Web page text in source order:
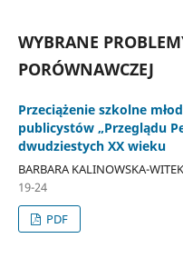
WYBRANE
PORÓWNAWCZEJ
Przeciążenie szkolne
publicystów „Przeglądu
dwudziestych XX wieku
BARBARA KALINOWSKA-WITEK
19-24
PDF